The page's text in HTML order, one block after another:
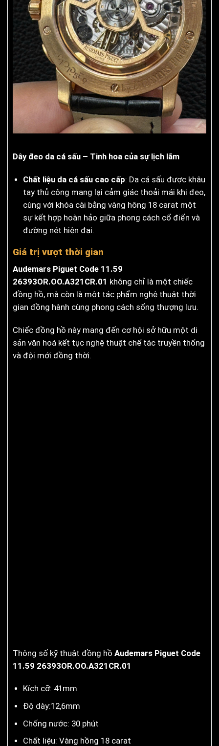
Dây đeo da cá sấu – Tinh hoa của sự lịch lãm
Chất liệu da cá sấu cao cấp: Da cá sấu được khâu
tay thủ công mang lại cảm giác thoải mái khi đeo,
cùng với khóa cài bằng vàng hông 18 carat một
sự kết hợp hoàn hảo giữa phong cách cổ điển và
đường nét hiện đại.
Giá trị vượt thời gian
Audemars Piguet Code 11.59
26393OR.OO.A321CR.01 không chỉ là một chiếc
đồng hồ, mà còn là một tác phẩm nghệ thuật thời
gian đồng hành cùng phong cách sống thượng lưu.
Chiếc đồng hồ này mang đến cơ hội sở hữu một di
sản văn hoá kết tục nghệ thuật chế tác truyền thống
và đội mới đồng thời.
Thông số kỹ thuật đồng hồ Audemars Piguet Code
11.59 26393OR.OO.A321CR.01
Kích cỡ: 41mm
Độ dày:12,6mm
Chống nước: 30 phút
Chất liệu: Vàng hồng 18 carat